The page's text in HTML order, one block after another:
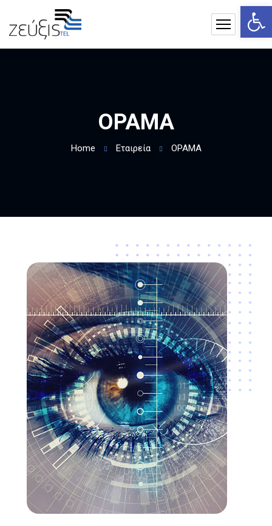
ΟΡΑΜΑ
Home Εταιρεία ΟΡΑΜΑ